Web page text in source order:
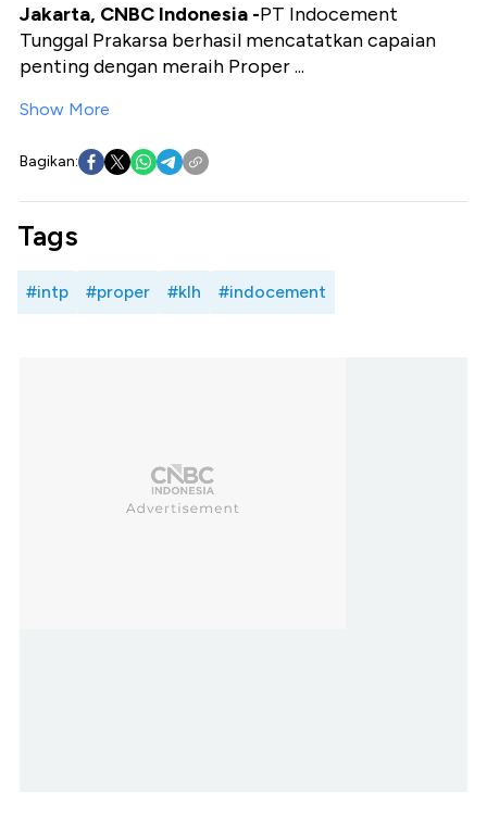
Jakarta, CNBC Indonesia -PT Indocement
Tunggal Prakarsa berhasil mencatatkan capaian
penting dengan meraih Proper ...
Show More
Bagikan:
Tags
#intp #proper #klh #indocement